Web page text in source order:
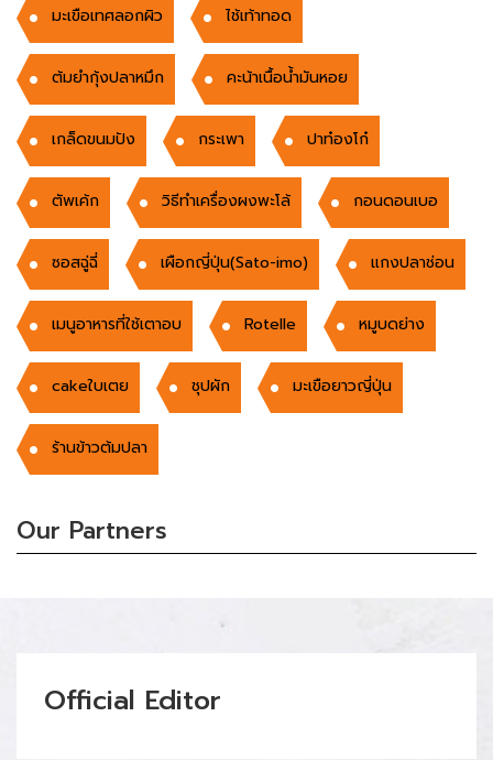
มะเขือเทศลอกผิว ไช้เท้าทอด
ต้มยำกุ้งปลาหมึก คะน้าเนื้อน้ำมันหอย
เกล็ดขนมปัง กระเพา ปาท๋องโก๋
ตัพเค้ก วิธีทำเครื่องผงพะโล้ กอนดอนเบอ
ซอสฉู่ฉี่ เผือกญี่ปุ่น(Sato-imo) แกงปลาช่อน
เมนูอาหารที่ใช้เตาอบ Rotelle หมูบดย่าง
cakeใบเตย ชุปผัก มะเขือยาวญี่ปุ่น
ร้านข้าวต้มปลา
Our Partners
Official Editor